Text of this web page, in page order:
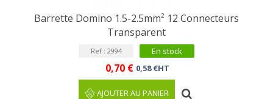
Barrette Domino 1.5-2.5mm² 12 Connecteurs
Transparent
Ref : 2994 En stock
0,70 € 0,58 €HT
AJOUTER AU PANIER